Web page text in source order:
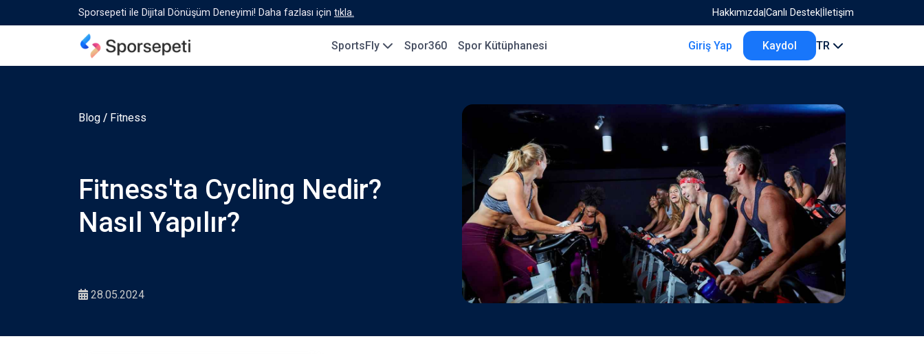
Sporsepeti ile Dijital Dönüşüm Deneyimi! Daha fazlası için tıkla. HakkımızdaCanlı Destek İletişim
SportsFly Spor360 Spor Kütüphanesi Giriş Yap Kaydol TR
Blog / Fitness
Fitness'ta Cycling Nedir?
Nasıl Yapılır?
28.05.2024